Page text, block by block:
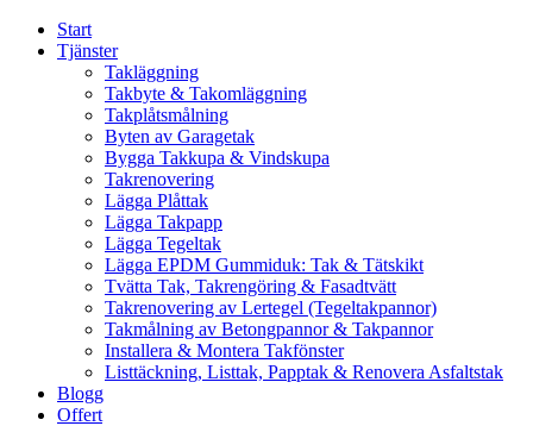
Start
Tjänster
Takläggning
Takbyte & Takomläggning
Takplåtsmålning
Byten av Garagetak
Bygga Takkupa & Vindskupa
Takrenovering
Lägga Plåttak
Lägga Takpapp
Lägga Tegeltak
Lägga EPDM Gummiduk: Tak & Tätskikt
Tvätta Tak, Takrengöring & Fasadtvätt
Takrenovering av Lertegel (Tegeltakpannor)
Takmålning av Betongpannor & Takpannor
Installera & Montera Takfönster
Listtäckning, Listtak, Papptak & Renovera Asfaltstak
Blogg
Offert